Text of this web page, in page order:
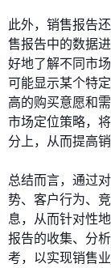
此外，销售报告
售报告中的数据
好地了解不同市
可能显示某个特
高的购买意愿和
市场定位策略，
分上，从而提高销
总结而言，通过
势、客户行为、
息，从而针对性
报告的收集、分
考，以实现销售